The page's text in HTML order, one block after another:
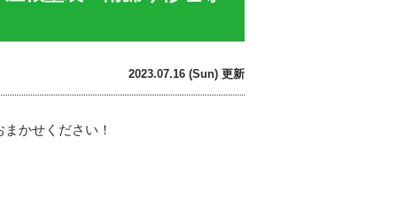
2023.07.16 (Sun) 更新
かせください！